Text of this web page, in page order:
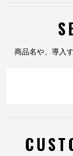
商品名や、導入